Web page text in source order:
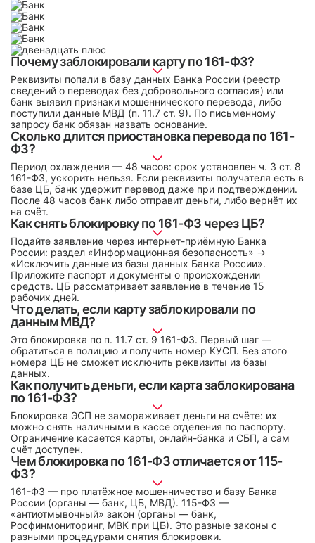
Почему заблокировали карту по 161-ФЗ?
Реквизиты попали в базу данных Банка России (реестр
сведений о переводах без добровольного согласия) или
банк выявил признаки мошеннического перевода, либо
поступили данные МВД (п. 11.7 ст. 9). По письменному
запросу банк обязан назвать основание.
Сколько длится приостановка перевода по 161-
ФЗ?
Период охлаждения — 48 часов: срок установлен ч. 3 ст. 8
161-ФЗ, ускорить нельзя. Если реквизиты получателя есть в
базе ЦБ, банк удержит перевод даже при подтверждении.
После 48 часов банк либо отправит деньги, либо вернёт их
на счёт.
Как снять блокировку по 161-ФЗ через ЦБ?
Подайте заявление через интернет-приёмную Банка
России: раздел «Информационная безопасность» →
«Исключить данные из базы данных Банка России».
Приложите паспорт и документы о происхождении
средств. ЦБ рассматривает заявление в течение 15
рабочих дней.
Что делать, если карту заблокировали по
данным МВД?
Это блокировка по п. 11.7 ст. 9 161-ФЗ. Первый шаг —
обратиться в полицию и получить номер КУСП. Без этого
номера ЦБ не сможет исключить реквизиты из базы
данных.
Как получить деньги, если карта заблокирована
по 161-ФЗ?
Блокировка ЭСП не замораживает деньги на счёте: их
можно снять наличными в кассе отделения по паспорту.
Ограничение касается карты, онлайн-банка и СБП, а сам
счёт доступен.
Чем блокировка по 161-ФЗ отличается от 115-
ФЗ?
161-ФЗ — про платёжное мошенничество и базу Банка
России (органы — банк, ЦБ, МВД). 115-ФЗ —
«антиотмывочный» закон (органы — банк,
Росфинмониторинг, МВК при ЦБ). Это разные законы с
разными процедурами снятия блокировки.